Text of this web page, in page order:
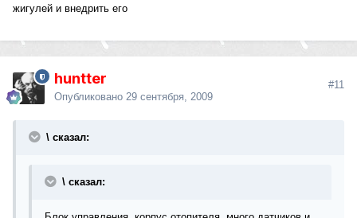
жигулей и внедрить его
huntter
Опубликовано 29 сентября, 2009
#11
\ сказал:
\ сказал: